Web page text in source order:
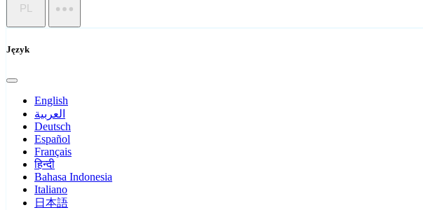
PL
Język
English
العربية
Deutsch
Español
Français
हिन्दी
Bahasa Indonesia
Italiano
日本語